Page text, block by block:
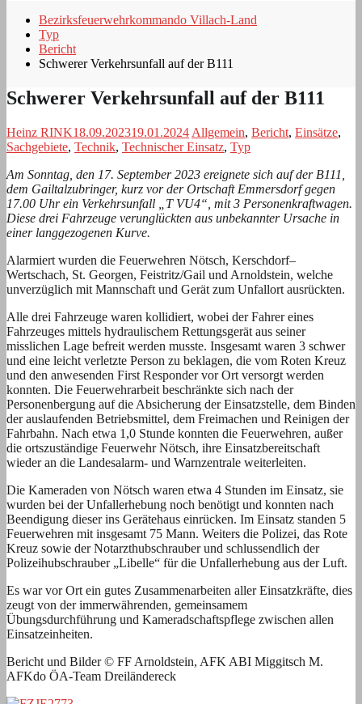
Bezirksfeuerwehrkommando Villach-Land
Typ
Bericht
Schwerer Verkehrsunfall auf der B111
Schwerer Verkehrsunfall auf der B111
Heinz RINK18.09.202319.01.2024 Allgemein, Bericht, Einsätze,
Sachgebiete, Technik, Technischer Einsatz, Typ
Am Sonntag, den 17. September 2023 ereignete sich auf der B111,
dem Gailtalzubringer, kurz vor der Ortschaft Emmersdorf gegen
17.00 Uhr ein Verkehrsunfall „T VU4“, mit 3 Personenkraftwagen.
Diese drei Fahrzeuge verunglückten aus unbekannter Ursache in
einer langgezogenen Kurve.
Alarmiert wurden die Feuerwehren Nötsch, Kerschdorf–
Wertschach, St. Georgen, Feistritz/Gail und Arnoldstein, welche
unverzüglich mit Mannschaft und Gerät zum Unfallort ausrückten.
Alle drei Fahrzeuge waren kollidiert, wobei der Fahrer eines
Fahrzeuges mittels hydraulischem Rettungsgerät aus seiner
misslichen Lage befreit werden musste. Insgesamt waren 3 schwer
und eine leicht verletzte Person zu beklagen, die vom Roten Kreuz
und den anwesenden First Responder vor Ort versorgt werden
konnten. Die Feuerwehrarbeit beschränkte sich nach der
Personenbergung auf die Absicherung der Einsatzstelle, dem Binden
der auslaufenden Betriebsmittel, dem Freimachen und Reinigen der
Fahrbahn. Nach etwa 1,0 Stunde konnten die Feuerwehren, außer
die ortszuständige Feuerwehr Nötsch, ihre Einsatzbereitschaft
wieder an die Landesalarm- und Warnzentrale weiterleiten.
Die Kameraden von Nötsch waren etwa 4 Stunden im Einsatz, sie
wurden bei der Unfallerhebung noch benötigt und konnten nach
Beendigung dieser ins Gerätehaus einrücken. Im Einsatz standen 5
Feuerwehren mit insgesamt 75 Mann. Weiters die Polizei, das Rote
Kreuz sowie der Notarzthubschrauber und schlussendlich der
Polizeihubschrauber „Libelle“ für die Unfallerhebung aus der Luft.
Es war vor Ort ein gutes Zusammenarbeiten aller Einsatzkräfte, dies
zeugt von der immerwährenden, gemeinsamem
Übungsdurchführung und Kameradschaftspflege zwischen allen
Einsatzeinheiten.
Bericht und Bilder © FF Arnoldstein, AFK ABI Miggitsch M.
AFKdo ÖA-Team Dreiländereck